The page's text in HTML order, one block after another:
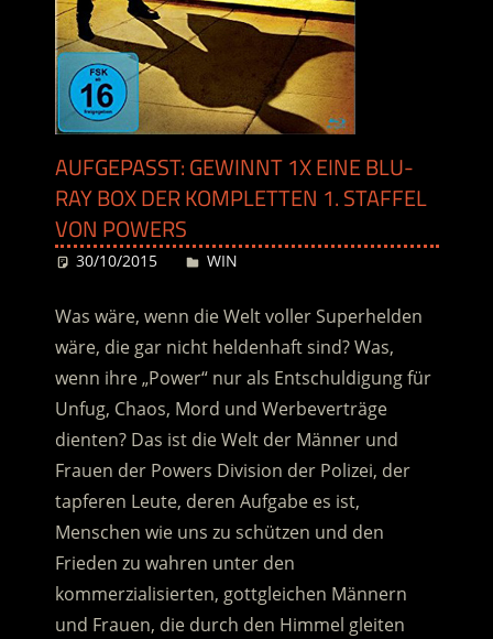
AUFGEPASST: GEWINNT 1X EINE BLU-
RAY BOX DER KOMPLETTEN 1. STAFFEL
VON POWERS
30/10/2015 Desiree
WIN
Was wäre, wenn die Welt voller Superhelden
wäre, die gar nicht heldenhaft sind? Was,
wenn ihre „Power“ nur als Entschuldigung für
Unfug, Chaos, Mord und Werbeverträge
dienten? Das ist die Welt der Männer und
Frauen der Powers Division der Polizei, der
tapferen Leute, deren Aufgabe es ist,
Menschen wie uns zu schützen und den
Frieden zu wahren unter den
kommerzialisierten, gottgleichen Männern
und Frauen, die durch den Himmel gleiten